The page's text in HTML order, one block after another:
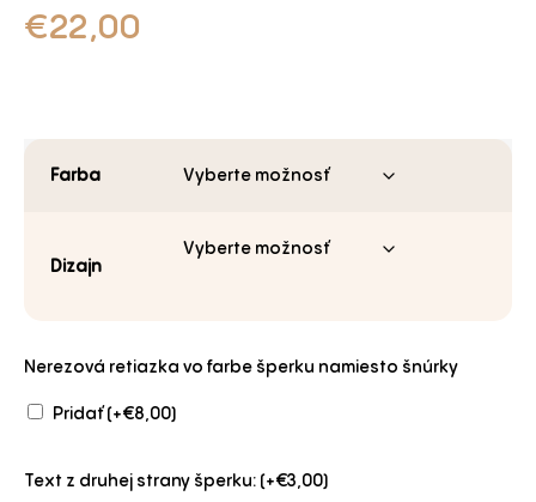
€22,00
Farba
Dizajn
Nerezová retiazka vo farbe šperku namiesto šnúrky
Pridať (+€8,00)
Text z druhej strany šperku: (+€3,00)